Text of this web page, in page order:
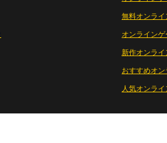
無料オンライ
オンライン
新作オンライ
おすすめオ
人気オンラ